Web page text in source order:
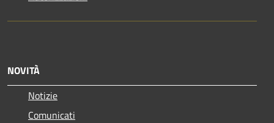
NOVITÀ
Notizie
Comunicati